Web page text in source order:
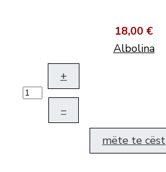
18,00 €
Albolina
+
–
mëte te cëst